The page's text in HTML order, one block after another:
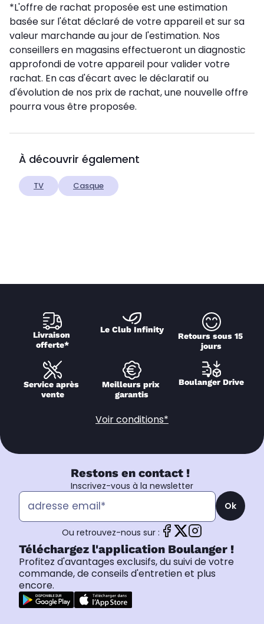
*L'offre de rachat proposée est une estimation
basée sur l'état déclaré de votre appareil et sur sa
valeur marchande au jour de l'estimation. Nos
conseillers en magasins effectueront un diagnostic
approfondi de votre appareil pour valider votre
rachat. En cas d'écart avec le déclaratif ou
d'évolution de nos prix de rachat, une nouvelle offre
pourra vous être proposée.
À découvrir également
TV Casque
Livraison
offerte*
Le Club Infinity
Retours sous 15
jours
Service après
vente
Meilleurs prix
garantis
Boulanger Drive
Voir conditions*
Restons en contact !
Inscrivez-vous à la newsletter
Ok
Ou retrouvez-nous sur :
Téléchargez l'application Boulanger !
Profitez d'avantages exclusifs, du suivi de votre
commande, de conseils d'entretien et plus
encore.